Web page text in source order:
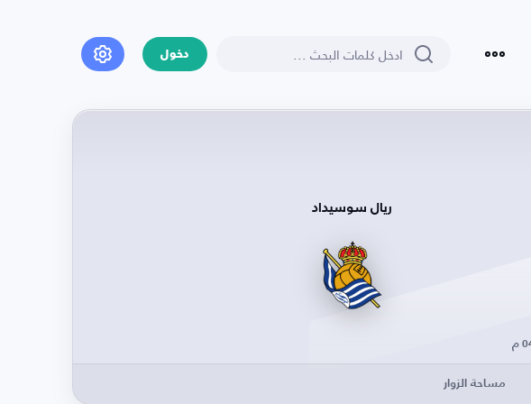
دخول
ريال سوسيداد
مساحة الزوار